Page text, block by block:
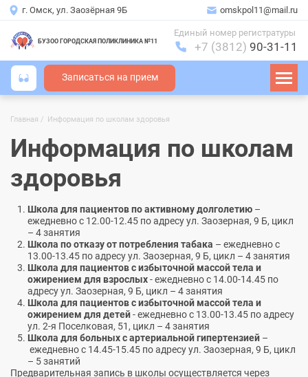
г. Омск, ул. Заозёрная 9Б omskpol11@mail.ru
БУЗОО ГОРОДСКАЯ ПОЛИКЛИНИКА №11
Единый номер регистратуры
+7 (3812) 90-31-11
Записаться на прием
Строка
навигации
Главная Информация по школам здоровья
Информация по школам
здоровья
Школа для пациентов по активному долголетию –
ежедневно с 12.00-12.45 по адресу ул. Заозерная, 9 Б, цикл
– 4 занятия
Школа по отказу от потребления табака – ежедневно с
13.00-13.45 по адресу ул. Заозерная, 9 Б, цикл – 4 занятия
Школа для пациентов с избыточной массой тела и
ожирением для взрослых- ежедневно с 14.00-14.45 по
адресу ул. Заозерная, 9 Б, цикл – 4 занятия
Школа для пациентов с избыточной массой тела и
ожирением для детей- ежедневно с 13.00-13.45 по адресу
ул. 2-я Поселковая, 51, цикл – 4 занятия
Школа для больных с артериальной гипертензией –
ежедневно с 14.45-15.45 по адресу ул. Заозерная, 9 Б, цикл
– 5 занятий
Предварительная запись в школы осуществляется через